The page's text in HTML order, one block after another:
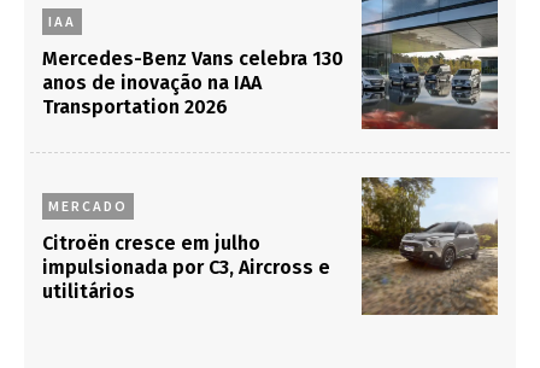
IAA
Mercedes-Benz Vans celebra 130
anos de inovação na IAA
Transportation 2026
MERCADO
Citroën cresce em julho
impulsionada por C3, Aircross e
utilitários